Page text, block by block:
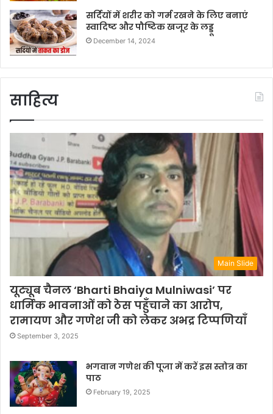
सर्दियों में शरीर को गर्म रखने के लिए बनाएं
स्वादिष्ट और पौष्टिक खजूर के लड्डू
December 14, 2024
साहित्य
Main Slide
यूट्यूब चैनल ‘Bharti Bhaiya Mulniwasi’ पर
धार्मिक भावनाओं को ठेस पहुँचाने का आरोप,
रामायण और गणेश जी को लेकर अभद्र टिप्पणियाँ
September 3, 2025
भगवान गणेश की पूजा में करें इस स्तोत्र का
पाठ
February 19, 2025